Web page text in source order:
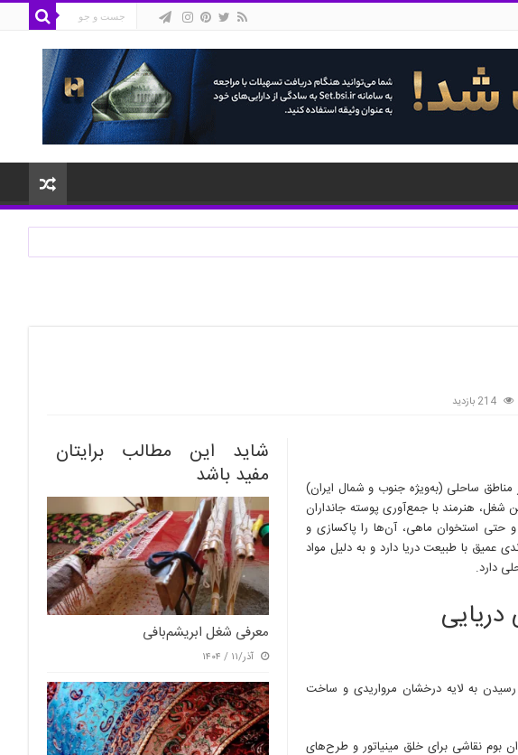
214 بازدید
شاید این مطالب برایتان
مفید باشد
معرفی شغل ابریشم‌بافی
آذر/۱۱ / ۱۴۰۴
ساحلی (به‌ویژه جنوب و شمال ایران)
شغل، هنرمند با جمع‌آوری پوسته جانداران
و حتی استخوان ماهی، آن‌ها را پاکسازی و
عمیق با طبیعت دریا دارد و به دلیل مواد
دارد.
به لایه درخشان مرواریدی و ساخت
نقاشی برای خلق مینیاتور و طرح‌های